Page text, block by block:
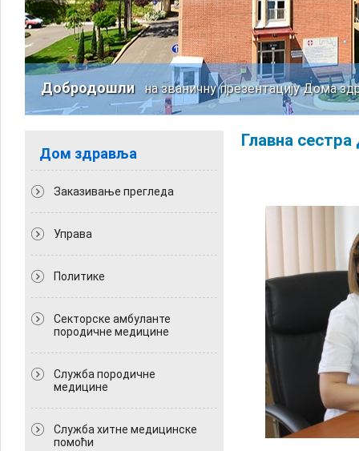
Добродошлина званичну презентацију Дома
Дом здравља
Заказивање прегледа
Управа
Политикe
Секторске амбуланте
породичне медицине
Служба породичне
медицине
Служба хитне медицинске
помоћи
Главна